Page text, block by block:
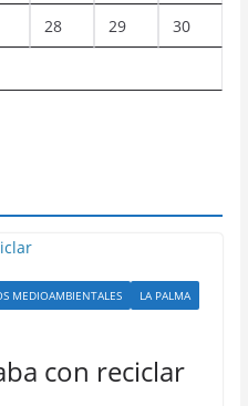
28 29 30
MEDIOAMBIENTALES
LA PALMA
con reciclar